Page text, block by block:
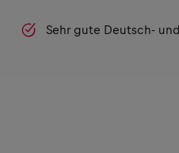
Sehr gute Deutsch-